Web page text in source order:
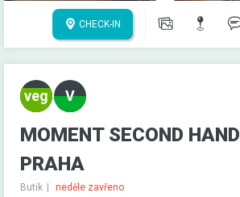
CHECK-IN
MOMENT SECOND HAND
PRAHA
Butik neděle zavřeno